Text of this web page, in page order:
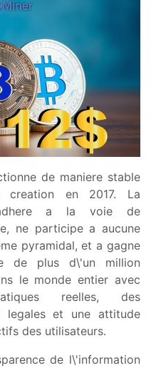
de maniere stable
en 2017. La
a la voie de
ne participe a aucune
pyramidal, et a gagne
de plus d\'un million
le monde entier avec
reelles, des
legales et une attitude
des utilisateurs.
de l\'information